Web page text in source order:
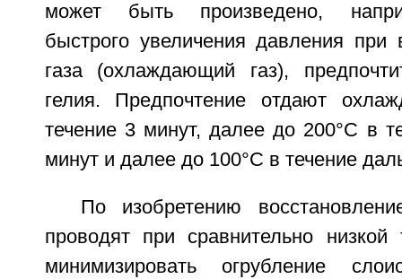
может быть произведено,
быстрого увеличения давления при
газа (охлаждающий газ),
гелия. Предпочтение отдают
течение 3 минут, далее до 200°C в
минут и далее до 100°C в течение
По изобретению
проводят при сравнительно низкой
минимизировать огрубление